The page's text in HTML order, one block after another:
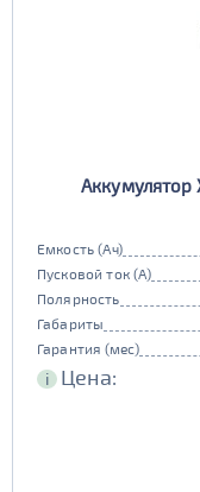
Аккумулятор
Емкость (Ач)
Пусковой ток (А)
Полярность
Габариты
Гарантия (мес)
i Цена: